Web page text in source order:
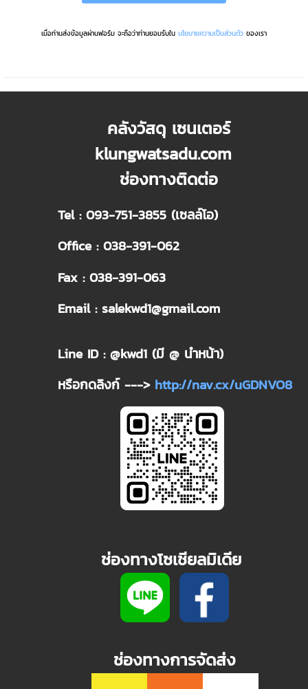
เมื่อท่านส่งข้อมูลผ่านฟอร์ม จะถือว่าท่านยอมรับใน นโยบายความเป็นส่วนตัว ของเรา
คลังวัสดุ เซนเตอร์
klungwatsadu.com
ช่องทางติดต่อ
Tel : 093-751-3855 (เซลล์โอ)
Office : 038-391-062
Fax : 038-391-063
Email : salekwd1@gmail.com
Line ID : @kwd1 (มี @ นำหน้า)
หรือกดลิงก์ ---> http://nav.cx/uGDNVO8
ช่องทางโซเชียลมิเดีย
ช่องทางการจัดส่ง